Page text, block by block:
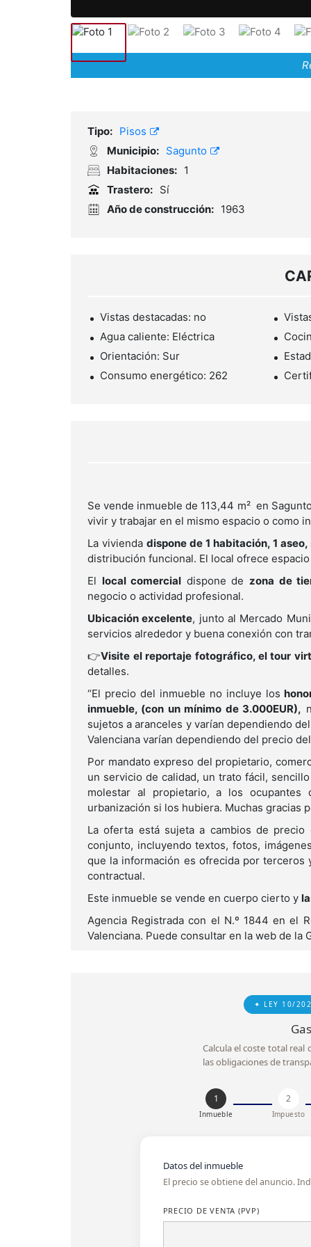
Tipo: Pisos
Municipio: Sagunto
Habitaciones: 1
Trastero: Sí
Año de construcción: 1963
Vistas destacadas: no
Agua caliente: Eléctrica
Orientación: Sur
Consumo energético: 262
Se vende inmueble de 113,44 m² en
vivir y trabajar en el mismo espacio o como
La vivienda dispone de 1 habitación, 1
distribución funcional. El local ofrece
El local comercial dispone dezona de
negocio o actividad profesional.
Ubicación excelente, junto al Mercado
servicios alrededor y buena conexión con
👉Visite el reportaje fotográfico, el tour
detalles.
“El precio del inmueble no incluye los
inmueble, (con un mínimo de 3.000EUR),
sujetos a aranceles y varían dependiendo
Valenciana varían dependiendo del precio
Por mandato expreso del propietario,
un servicio de calidad, un trato fácil,
molestar al propietario, a los
urbanización si los hubiera. Muchas gracias
La oferta está sujeta a cambios de
conjunto, incluyendo textos, fotos,
que la información es ofrecida por
contractual.
Este inmueble se vende en cuerpo cierto y
Agencia Registrada con el N.º 1844 en el
Valenciana. Puede consultar en la web de la
✦ LEY 10/
Calcula el coste total real
las obligaciones de
1
Inmueble
2
Impuesto
Datos del inmueble
El precio se obtiene del anuncio.
PRECIO DE VENTA (PVP)